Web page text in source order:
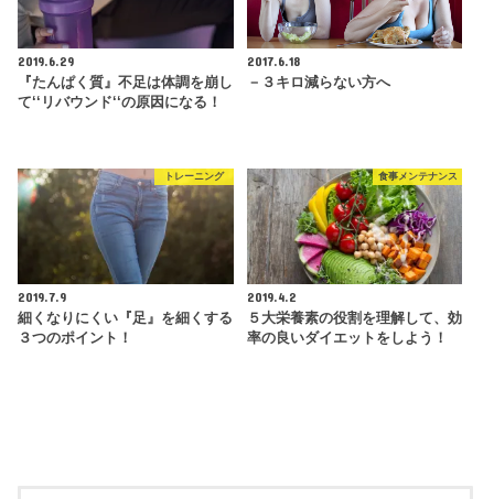
2019.6.29
『たんぱく質』不足は体調を崩し
て‘‘リバウンド‘‘の原因になる！
2017.6.18
－３キロ減らない方へ
トレーニング
2019.7.9
細くなりにくい『足』を細くする
３つのポイント！
食事メンテナンス
2019.4.2
５大栄養素の役割を理解して、効
率の良いダイエットをしよう！